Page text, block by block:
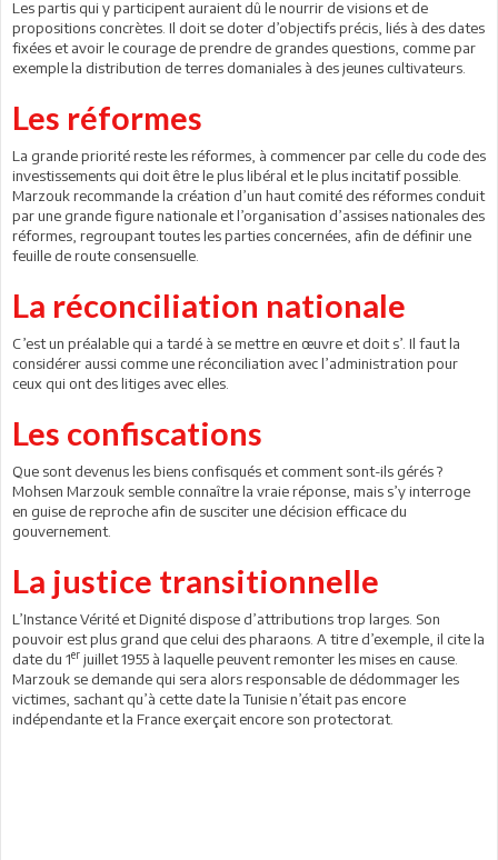
Les partis qui y participent auraient dû le nourrir de visions et de
propositions concrètes. Il doit se doter d’objectifs précis, liés à des dates
fixées et avoir le courage de prendre de grandes questions, comme par
exemple la distribution de terres domaniales à des jeunes cultivateurs.
Les réformes
La grande priorité reste les réformes, à commencer par celle du code des
investissements qui doit être le plus libéral et le plus incitatif possible.
Marzouk recommande la création d’un haut comité des réformes conduit
par une grande figure nationale et l’organisation d’assises nationales des
réformes, regroupant toutes les parties concernées, afin de définir une
feuille de route consensuelle.
La réconciliation nationale
C’est un préalable qui a tardé à se mettre en œuvre et doit s’. Il faut la
considérer aussi comme une réconciliation avec l’administration pour
ceux qui ont des litiges avec elles.
Les confiscations
Que sont devenus les biens confisqués et comment sont-ils gérés ?
Mohsen Marzouk semble connaître la vraie réponse, mais s’y interroge
en guise de reproche afin de susciter une décision efficace du
gouvernement.
La justice transitionnelle
L’Instance Vérité et Dignité dispose d’attributions trop larges. Son
pouvoir est plus grand que celui des pharaons. A titre d’exemple, il cite la
date du 1er juillet 1955 à laquelle peuvent remonter les mises en cause.
Marzouk se demande qui sera alors responsable de dédommager les
victimes, sachant qu’à cette date la Tunisie n’était pas encore
indépendante et la France exerçait encore son protectorat.